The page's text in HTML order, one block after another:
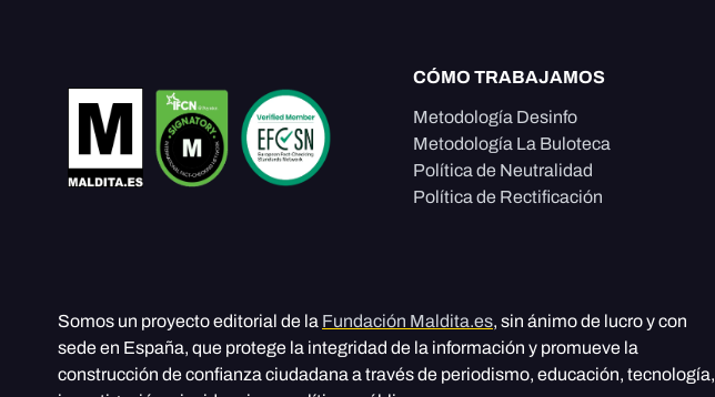
CÓMO TRABAJAMOS
Metodología Desinfo
Metodología La Buloteca
Política de Neutralidad
Política de Rectificación
Somos un proyecto editorial de la Fundación Maldita.es, sin ánimo de lucro y con
sede en España, que protege la integridad de la información y promueve la
construcción de confianza ciudadana a través de periodismo, educación, tecnología,